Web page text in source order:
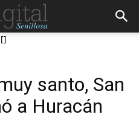
[]
santo, San
a Huracán